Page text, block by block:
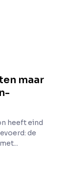
maar
heeft eind
de